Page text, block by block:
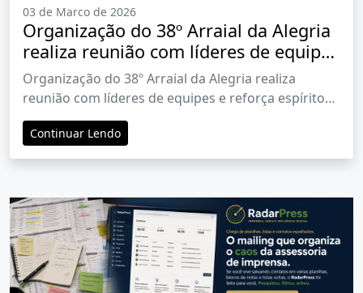
03 de Marco de 2026
Organização do 38º Arraial da Alegria
realiza reunião com líderes de equipes
e reforça espírito de fé e união
Organização do 38º Arraial da Alegria realiza
reunião com líderes de equipes e reforça espírito
de fé e união
Continuar Lendo